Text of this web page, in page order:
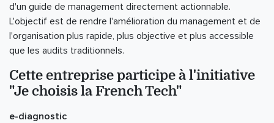
d'un guide de management directement actionnable.
L'objectif est de rendre l'amélioration du management et de
l'organisation plus rapide, plus objective et plus accessible
que les audits traditionnels.
Cette entreprise participe à l'initiative
"Je choisis la French Tech"
e-diagnostic